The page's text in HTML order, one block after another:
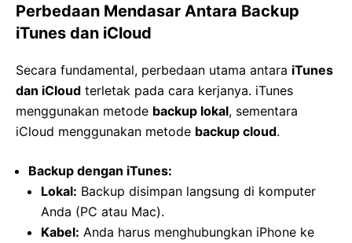
Perbedaan Mendasar Antara Backup
iTunes dan iCloud
Secara fundamental, perbedaan utama antara iTunes
dan iCloud terletak pada cara kerjanya. iTunes
menggunakan metode backup lokal, sementara
iCloud menggunakan metode backup cloud.
Backup dengan iTunes:
Lokal: Backup disimpan langsung di komputer
Anda (PC atau Mac).
Kabel: Anda harus menghubungkan iPhone ke